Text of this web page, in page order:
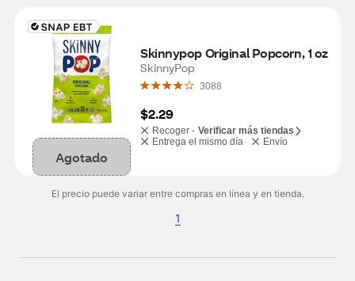
Agotado
Skinnypop Original Popcorn, 1 oz
SkinnyPop
3088
$2.29
Recoger - Verificar más tiendas
Entrega el mismo día
Envío
El precio puede variar entre compras en línea y en tienda.
1